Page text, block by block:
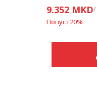
9.352 MKD
Попуст20%